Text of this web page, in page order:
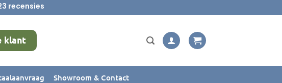
recensies
klant
Showroom & Contact